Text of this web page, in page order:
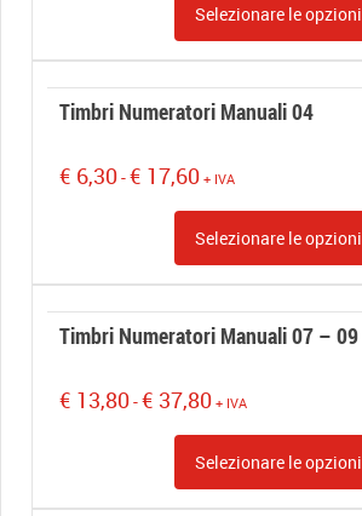
da
€ 39,40
€ 101,50
Selezionare le opzioni
Timbri Numeratori Manuali 04
€ 6,30-€ 17,60Fascia
da
€ 6,30
€ 17,60
+ IVA
Selezionare le opzioni
Timbri Numeratori Manuali 07 – 09
€ 13,80-€ 37,80Fascia
da
€ 13,80
+ IVA
Selezionare le opzioni